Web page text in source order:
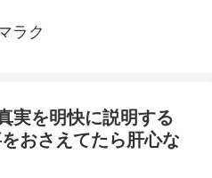
ラク
実を明快に説明する
おさえてたら肝心な